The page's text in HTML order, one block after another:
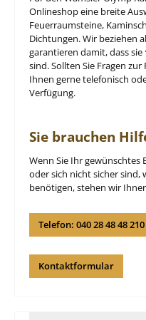
Onlineshop eine breite
Feuerraumsteine,
Dichtungen. Wir beziehen
garantieren damit, dass sie
sind. Sollten Sie Fragen
Ihnen gerne telefonisch
Verfügung.
Sie brauchen
Wenn Sie Ihr
oder sich nicht sicher sind,
benötigen, stehen wir
Telefon: 040 28 48 48 210
Kontaktformular